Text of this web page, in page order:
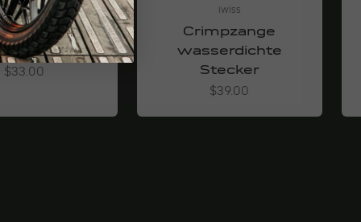
iwiss
Angebot
$33.00
iwiss
Crimpzange
wasserdichte
Stecker
Angebot
$39.00